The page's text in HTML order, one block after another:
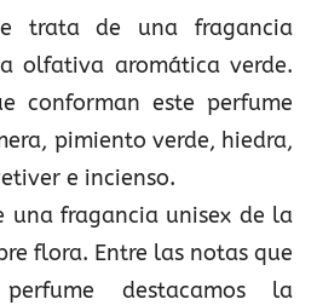
trata de una fragancia
olfativa aromática verde.
conforman este perfume
pimiento verde, hiedra,
e incienso.
una fragancia unisex de la
flora. Entre las notas que
destacamos la